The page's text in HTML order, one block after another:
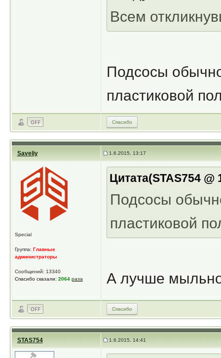
Всем
Подсосы
пластиковой
Спасибо
Saveliy 1.6.2015, 13:17
Special
Группа: Главные
администраторы
Сообщений: 13340
Спасибо сказали: 2064 раза
Цитата(STAS754
Подсосы
пластиковой
А лучше
Спасибо
STAS754 1.6.2015, 14:41